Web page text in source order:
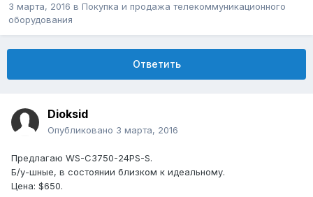
3 марта, 2016 в Покупка и продажа телекоммуникационного
оборудования
Ответить
Dioksid
Опубликовано 3 марта, 2016
Предлагаю WS-C3750-24PS-S.
Б/у-шные, в состоянии близком к идеальному.
Цена: $650.